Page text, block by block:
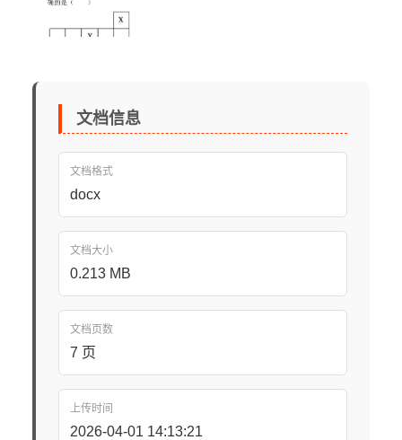
文档信息
文档格式
docx
文档大小
0.213 MB
文档页数
7 页
上传时间
2026-04-01 14:13:21